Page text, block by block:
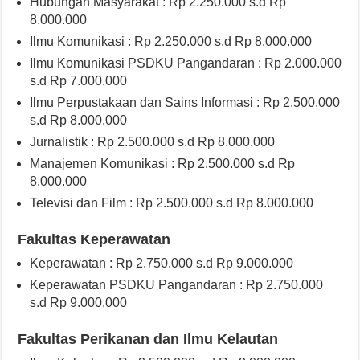
8.000.000
Ilmu Komunikasi : Rp 2.250.000 s.d Rp 8.000.000
Ilmu Komunikasi PSDKU Pangandaran : Rp 2.000.000
s.d Rp 7.000.000
Ilmu Perpustakaan dan Sains Informasi : Rp 2.500.000
s.d Rp 8.000.000
Jurnalistik : Rp 2.500.000 s.d Rp 8.000.000
Manajemen Komunikasi : Rp 2.500.000 s.d Rp
8.000.000
Televisi dan Film : Rp 2.500.000 s.d Rp 8.000.000
Fakultas Keperawatan
Keperawatan : Rp 2.750.000 s.d Rp 9.000.000
Keperawatan PSDKU Pangandaran : Rp 2.750.000
s.d Rp 9.000.000
Fakultas Perikanan dan Ilmu Kelautan